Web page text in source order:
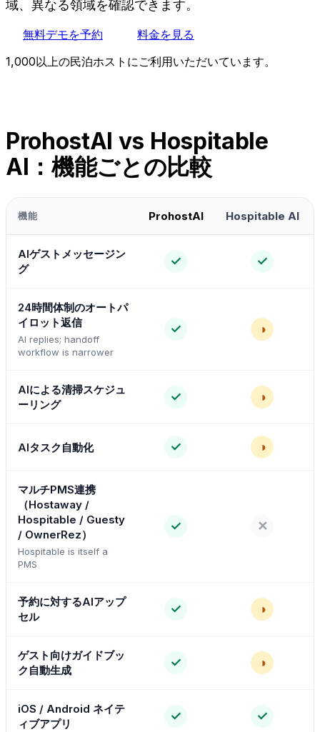
域、異なる領域を確認できます。
無料デモを予約
料金を見る
1,000以上の民泊ホストにご利用いただいています。
ProhostAI vs Hospitable
AI：機能ごとの比較
機能 ProhostAI Hospitable AI
AIゲストメッセージン
グ
✓ ✓
24時間体制のオートパ
イロット返信
AI replies; handoff
workflow is narrower
✓ ◑
AIによる清掃スケジュ
ーリング
✓ ◑
AIタスク自動化 ✓ ◑
マルチPMS連携
（Hostaway /
Hospitable / Guesty
/ OwnerRez）
Hospitable is itself a
PMS
✓ ✕
予約に対するAIアップ
セル
✓ ◑
ゲスト向けガイドブッ
ク自動生成
✓ ◑
iOS / Android ネイテ
ィブアプリ
✓ ✓